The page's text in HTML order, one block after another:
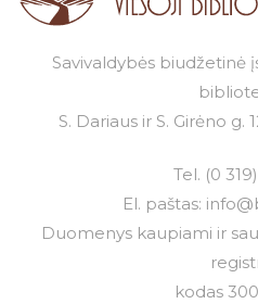
Savivaldybės biudžetinė
S. Dariaus ir S. Girėno g.
Tel. (0
El. paštas:
Duomenys kaupiami ir
kodas